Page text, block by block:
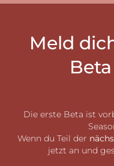
Meld
Die erste Beta ist
Wenn du Teil der
jetzt an und